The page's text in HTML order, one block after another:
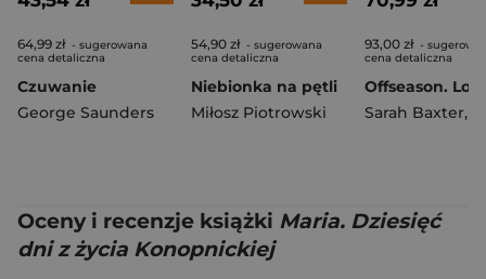
64,99 zł - sugerowana
cena detaliczna
Czuwanie
George Saunders
54,90 zł - sugerowana
cena detaliczna
Niebionka na pętli
Miłosz Piotrowski
93,00 zł -
cena detaliczna
Sarah Baxter,
Oceny i recenzje książki Maria. Dziesięć
dni z życia Konopnickiej